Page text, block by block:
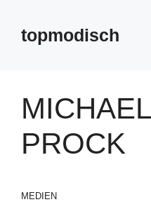
springentopmodisch
MICHAEL
PROCK
MEDIEN